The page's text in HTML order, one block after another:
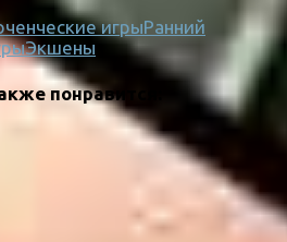
игрыРанний
Экшены
понравится: